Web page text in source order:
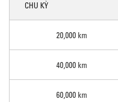
CHU KỲ
20,000 km
40,000 km
60,000 km